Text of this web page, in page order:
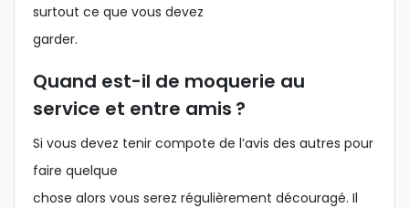
surtout ce que vous devez
garder.
Quand est-il de moquerie au
service et entre amis ?
Si vous devez tenir compote de l’avis des autres pour
faire quelque
chose alors vous serez régulièrement découragé. Il